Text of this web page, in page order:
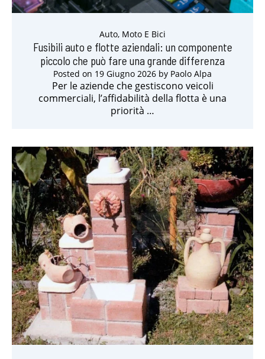
Auto, Moto E Bici
Fusibili auto e flotte aziendali: un componente
piccolo che può fare una grande differenza
Posted on 19 Giugno 2026 by Paolo Alpa
Per le aziende che gestiscono veicoli
commerciali, l’affidabilità della flotta è una
priorità …